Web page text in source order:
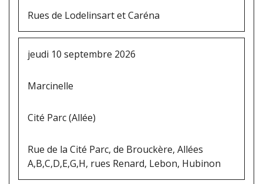
Rues de Lodelinsart et Caréna
jeudi 10 septembre 2026
Marcinelle
Cité Parc (Allée)
Rue de la Cité Parc, de Brouckère, Allées
A,B,C,D,E,G,H, rues Renard, Lebon, Hubinon